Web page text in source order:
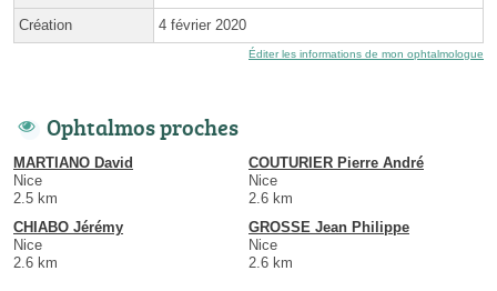
Création 4 février 2020
Éditer les informations de mon ophtalmologue
Ophtalmos proches
MARTIANO David
Nice
2.5 km
COUTURIER Pierre André
Nice
2.6 km
CHIABO Jérémy
Nice
2.6 km
GROSSE Jean Philippe
Nice
2.6 km